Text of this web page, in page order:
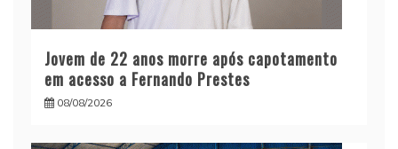
Jovem de 22 anos morre após capotamento
em acesso a Fernando Prestes
08/08/2026